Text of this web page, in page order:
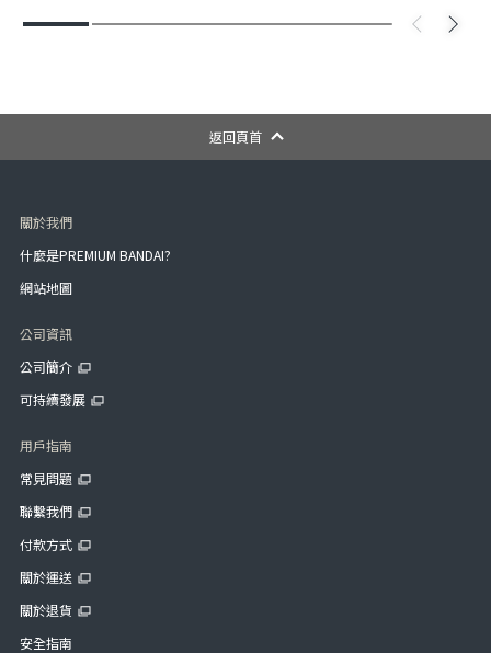
返回頁首
關於我們
什麼是PREMIUM BANDAI?
網站地圖
公司資訊
公司簡介
可持續發展
用戶指南
常見問題
聯繫我們
付款方式
關於運送
關於退貨
安全指南